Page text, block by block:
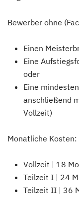
Bewerber ohne
Einen
Eine
oder
Eine
anschließend
Vollzeit)
Monatliche Kosten:
Vollzeit | 18
Teilzeit I | 24
Teilzeit II | 36